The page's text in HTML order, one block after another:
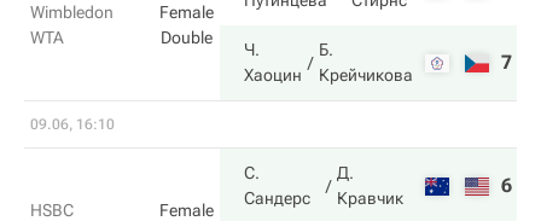
Wimbledon
WTA
Female
Double
Ч.
Хаоцин
Б.
Крейчикова
7
09.06, 16:10
HSBC
Female
С.
Сандерс
Д.
Кравчик
6